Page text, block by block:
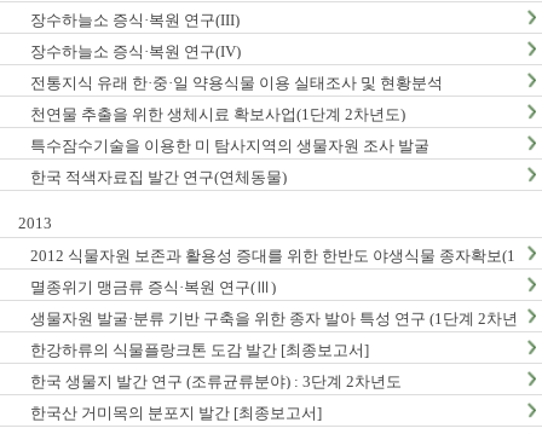
단계1차년도)
장수하늘소 증식·복원 연구(III)
장수하늘소 증식·복원 연구(IV)
전통지식 유래 한·중·일 약용식물 이용 실태조사 및 현황분석
천연물 추출을 위한 생체시료 확보사업(1단계 2차년도)
특수잠수기술을 이용한 미 탐사지역의 생물자원 조사 발굴
한국 적색자료집 발간 연구(연체동물)
2013
2012 식물자원 보존과 활용성 증대를 위한 한반도 야생식물 종자확보(1
단계2차년도)
멸종위기 맹금류 증식·복원 연구(Ⅲ)
생물자원 발굴·분류 기반 구축을 위한 종자 발아 특성 연구 (1단계 2차년
도)
한강하류의 식물플랑크톤 도감 발간 [최종보고서]
한국 생물지 발간 연구 (조류균류분야) : 3단계 2차년도
한국산 거미목의 분포지 발간 [최종보고서]